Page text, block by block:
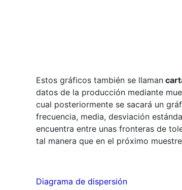
Estos gráficos también se llaman
datos de la producción mediante
cual posteriormente se sacará un
frecuencia, media, desviación
encuentra entre unas fronteras de
tal manera que en el próximo
Diagrama de dispersión